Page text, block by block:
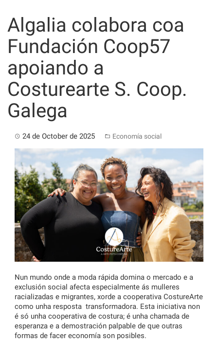
content
Algalia colabora coa
Fundación Coop57
apoiando a
Costurearte S. Coop.
Galega
24 de October de 2025 Economía social
Nun mundo onde a moda rápida domina o mercado e a
exclusión social afecta especialmente ás mulleres
racializadas e migrantes, xorde a cooperativa CostureArte
como unha resposta transformadora. Esta iniciativa non
é só unha cooperativa de costura; é unha chamada de
esperanza e a demostración palpable de que outras
formas de facer economía son posibles.